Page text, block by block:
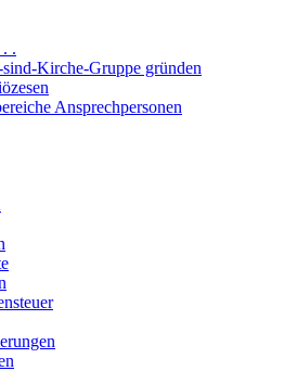
.
Kirche-Gruppe gründen
Ansprechpersonen